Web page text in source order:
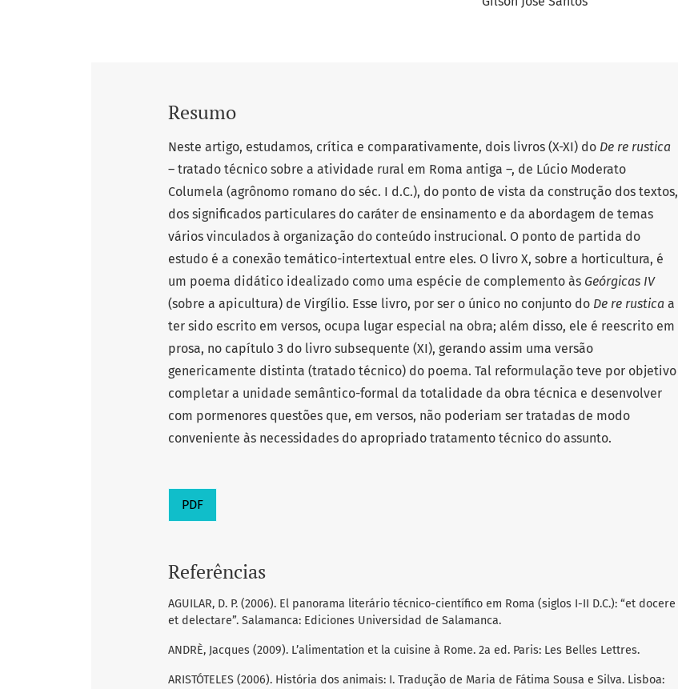
Resumo
Neste artigo, estudamos, crítica e comparativamente, dois livros (X-XI) do De re rustica
– tratado técnico sobre a atividade rural em Roma antiga –, de Lúcio Moderato
Columela (agrônomo romano do séc. I d.C.), do ponto de vista da construção dos textos,
dos significados particulares do caráter de ensinamento e da abordagem de temas
vários vinculados à organização do conteúdo instrucional. O ponto de partida do
estudo é a conexão temático-intertextual entre eles. O livro X, sobre a horticultura, é
um poema didático idealizado como uma espécie de complemento às Geórgicas IV
(sobre a apicultura) de Virgílio. Esse livro, por ser o único no conjunto do De re rustica a
ter sido escrito em versos, ocupa lugar especial na obra; além disso, ele é reescrito em
prosa, no capítulo 3 do livro subsequente (XI), gerando assim uma versão
genericamente distinta (tratado técnico) do poema. Tal reformulação teve por objetivo
completar a unidade semântico-formal da totalidade da obra técnica e desenvolver
com pormenores questões que, em versos, não poderiam ser tratadas de modo
conveniente às necessidades do apropriado tratamento técnico do assunto.
PDF
Referências
AGUILAR, D. P. (2006). El panorama literário técnico-científico em Roma (siglos I-II D.C.): “et docere
et delectare”. Salamanca: Ediciones Universidad de Salamanca.
ANDRÈ, Jacques (2009). L’alimentation et la cuisine à Rome. 2a ed. Paris: Les Belles Lettres.
ARISTÓTELES (2006). História dos animais: I. Tradução de Maria de Fátima Sousa e Silva. Lisboa: